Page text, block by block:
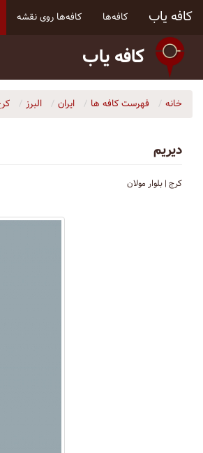
کافه یاب کافه‌ها کافه‌ها روی نقشه
کافه یاب
خانه فهرست کافه ها ایران البرز
دیریم
کرج | بلوار مولان